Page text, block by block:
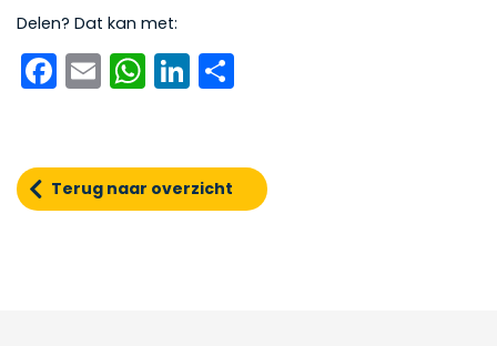
Delen? Dat kan met:
Facebook
EmailWhatsApp
LinkedIn
Terug naar overzicht